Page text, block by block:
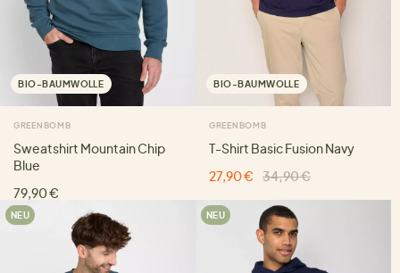
BIO-BAUMWOLLE
GREENBOMB
Sweatshirt Mountain Chip
Blue
79,90 €
BIO-BAUMWOLLE
GREENBOMB
T-Shirt Basic Fusion Navy
27,90 €
34,90 €
NEU NEU